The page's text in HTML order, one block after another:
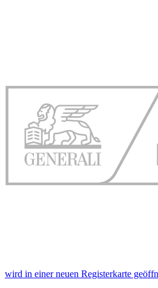
wird in einer neuen Registerkarte